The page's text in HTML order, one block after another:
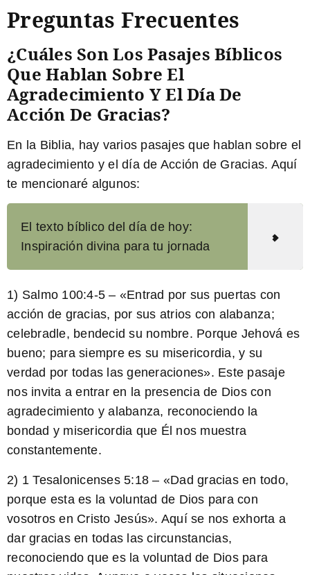
Preguntas Frecuentes
¿Cuáles Son Los Pasajes Bíblicos
Que Hablan Sobre El
Agradecimiento Y El Día De
Acción De Gracias?
En la Biblia, hay varios pasajes que hablan sobre el
agradecimiento y el día de Acción de Gracias. Aquí
te mencionaré algunos:
El texto bíblico del día de hoy:
Inspiración divina para tu jornada
1) Salmo 100:4-5 – «Entrad por sus puertas con
acción de gracias, por sus atrios con alabanza;
celebradle, bendecid su nombre. Porque Jehová es
bueno; para siempre es su misericordia, y su
verdad por todas las generaciones». Este pasaje
nos invita a entrar en la presencia de Dios con
agradecimiento y alabanza, reconociendo la
bondad y misericordia que Él nos muestra
constantemente.
2) 1 Tesalonicenses 5:18 – «Dad gracias en todo,
porque esta es la voluntad de Dios para con
vosotros en Cristo Jesús». Aquí se nos exhorta a
dar gracias en todas las circunstancias,
reconociendo que es la voluntad de Dios para